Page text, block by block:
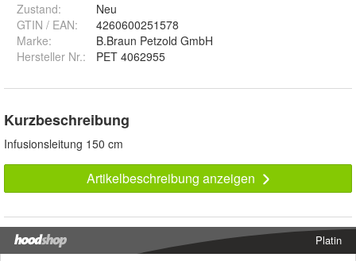
Zustand:
Neu
GTIN / EAN:
4260600251578
Marke:
B.Braun Petzold GmbH
Hersteller Nr.:
PET 4062955
Kurzbeschreibung
Infusionsleitung 150 cm
Artikelbeschreibung anzeigen
Platin